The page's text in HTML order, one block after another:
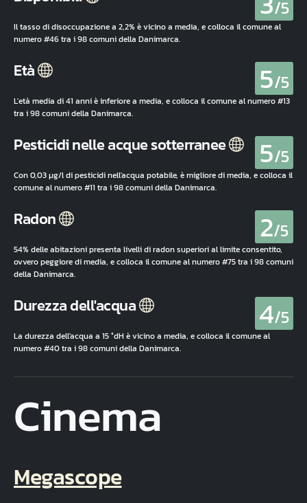
/5
Il tasso di disoccupazione a 2,2% è vicino a media, e colloca il comune al
numero #46 tra i 98 comuni della Danimarca.
Età 5/5
L'età media di 41 anni è inferiore a media, e colloca il comune al numero #13
tra i 98 comuni della Danimarca.
Pesticidi nelle acque sotterranee 5/5
Con 0,03 µg/l di pesticidi nell'acqua potabile, è migliore di media, e colloca il
comune al numero #11 tra i 98 comuni della Danimarca.
Radon 2/5
54% delle abitazioni presenta livelli di radon superiori al limite consentito,
ovvero peggiore di media, e colloca il comune al numero #75 tra i 98 comuni
della Danimarca.
Durezza dell'acqua 4/5
La durezza dell'acqua a 15 °dH è vicino a media, e colloca il comune al
numero #40 tra i 98 comuni della Danimarca.
Cinema
Megascope